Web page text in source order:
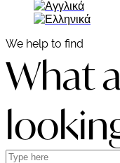
We help to find
What